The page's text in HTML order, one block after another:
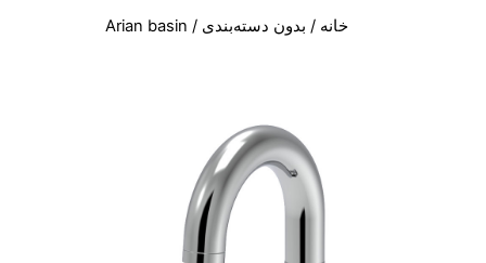
خانه / بدون دسته‌بندی / Arian basin